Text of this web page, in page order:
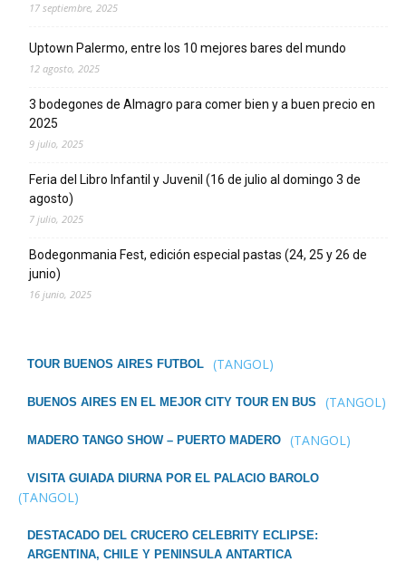
17 septiembre, 2025
Uptown Palermo, entre los 10 mejores bares del mundo
12 agosto, 2025
3 bodegones de Almagro para comer bien y a buen precio en
2025
9 julio, 2025
Feria del Libro Infantil y Juvenil (16 de julio al domingo 3 de
agosto)
7 julio, 2025
Bodegonmania Fest, edición especial pastas (24, 25 y 26 de
junio)
16 junio, 2025
TOUR BUENOS AIRES FUTBOL (TANGOL)
BUENOS AIRES EN EL MEJOR CITY TOUR EN BUS (TANGOL)
MADERO TANGO SHOW – PUERTO MADERO (TANGOL)
VISITA GUIADA DIURNA POR EL PALACIO BAROLO
(TANGOL)
DESTACADO DEL CRUCERO CELEBRITY ECLIPSE:
ARGENTINA, CHILE Y PENINSULA ANTARTICA